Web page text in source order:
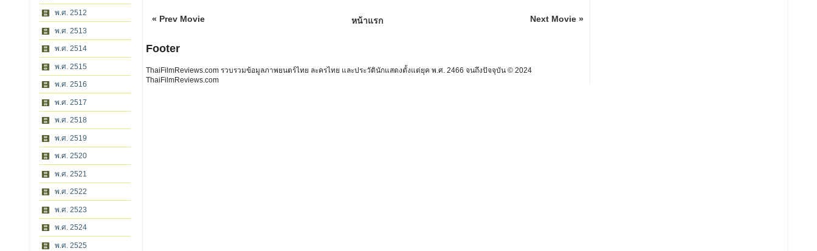
พ.ศ. 2512
พ.ศ. 2513
พ.ศ. 2514
พ.ศ. 2515
พ.ศ. 2516
พ.ศ. 2517
พ.ศ. 2518
พ.ศ. 2519
พ.ศ. 2520
พ.ศ. 2521
พ.ศ. 2522
พ.ศ. 2523
พ.ศ. 2524
พ.ศ. 2525
« Prev Movie Next Movie »
หน้าแรก
Footer
ThaiFilmReviews.com รวบรวมข้อมูลภาพยนตร์ไทย ละครไทย และประวัตินักแสดงตั้งแต่ยุค พ.ศ. 2466 จนถึงปัจจุบัน © 2024
ThaiFilmReviews.com